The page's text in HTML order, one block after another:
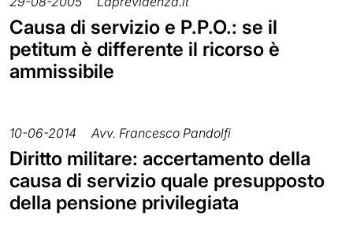
Causa di servizio e P.P.O.: se il
petitum è differente il ricorso è
ammissibile
10-06-2014 Avv. Francesco Pandolfi
Diritto militare: accertamento della
causa di servizio quale presupposto
della pensione privilegiata